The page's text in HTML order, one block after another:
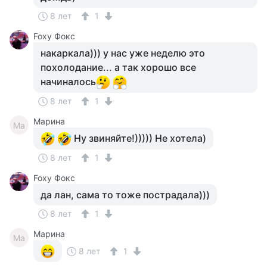
8 лет
1
Foxy Фокс
накаркала))) у нас уже неделю это
похолодание... а так хорошо все
начиналось
8 лет 1
Ма Марина
Ну звиняйте!))))) Не хотела)
8 лет
1
Foxy Фокс
да лан, сама то тоже пострадала)))
8 лет 1
Ма
Марина
8 лет
1